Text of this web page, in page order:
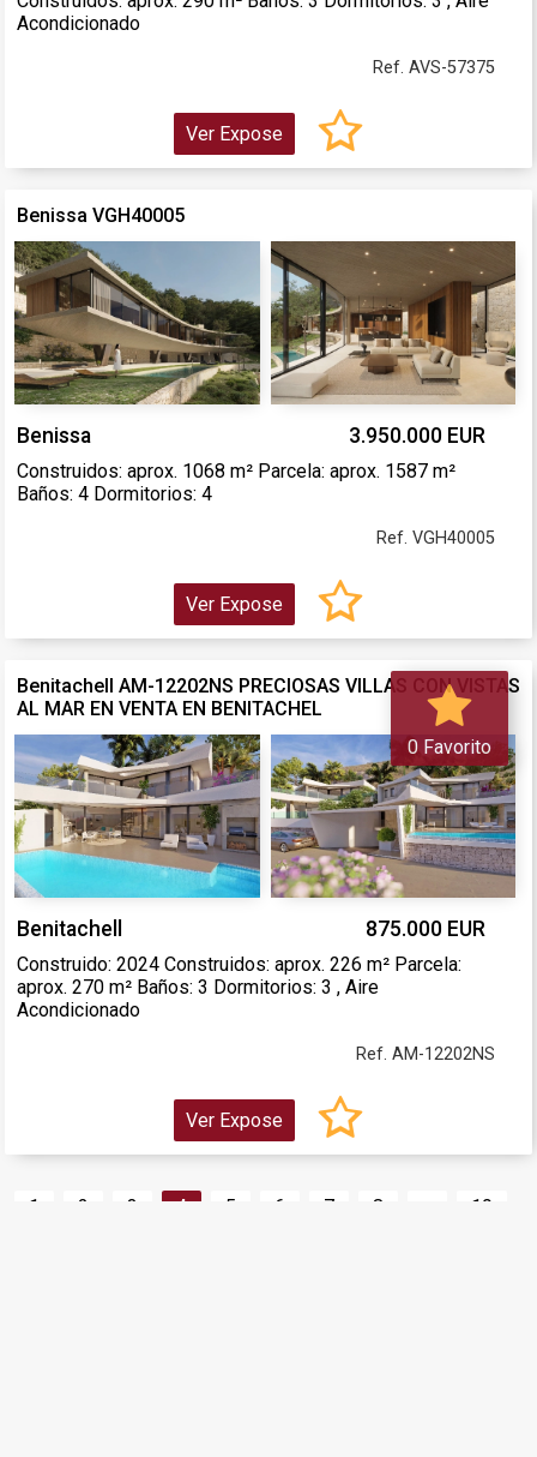
Acondicionado
Ref. AVS-57375
Ver Expose
Benissa VGH40005
Benissa 3.950.000 EUR
Construidos: aprox. 1068 m² Parcela: aprox. 1587 m²
Baños: 4 Dormitorios: 4
Ref. VGH40005
Ver Expose
Benitachell AM-12202NS PRECIOSAS VILLAS CON VISTAS
AL MAR EN VENTA EN BENITACHEL
Benitachell 875.000 EUR
Construido: 2024 Construidos: aprox. 226 m² Parcela:
aprox. 270 m² Baños: 3 Dormitorios: 3 , Aire
Acondicionado
Ref. AM-12202NS
Ver Expose
1 2 3 4 5 6 7 8 19
0 Favorito